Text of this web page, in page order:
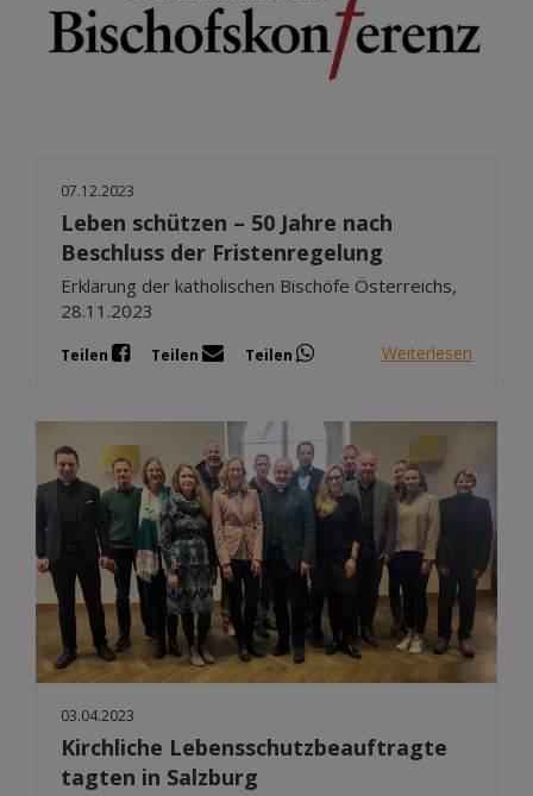
07.12.2023
Leben schützen – 50 Jahre nach
Beschluss der Fristenregelung
Erklärung der katholischen Bischöfe Österreichs,
28.11.2023
Teilen Teilen Teilen Weiterlesen
03.04.2023
Kirchliche Lebensschutzbeauftragte
tagten in Salzburg